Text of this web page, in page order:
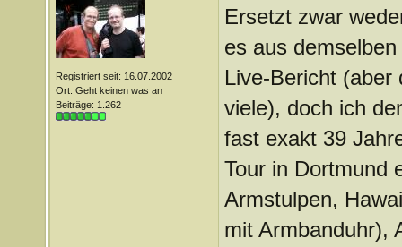
Registriert seit: 16.07.2002
Ort: Geht keinen was an
Beiträge: 1.262
Ersetzt zwar
es aus
Live-Bericht (aber
viele), doch ich
fast exakt 39
Tour in Dortmund
Armstulpen,
mit Armbanduhr),